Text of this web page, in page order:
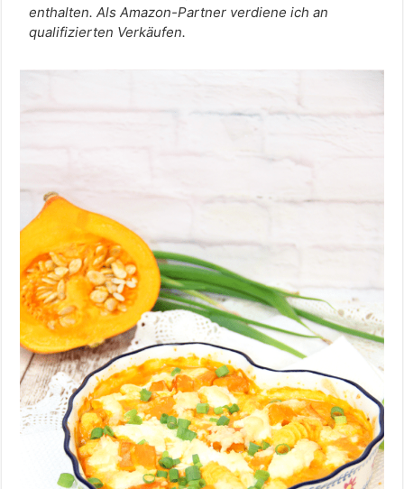
enthalten. Als Amazon-Partner verdiene ich an
qualifizierten Verkäufen.